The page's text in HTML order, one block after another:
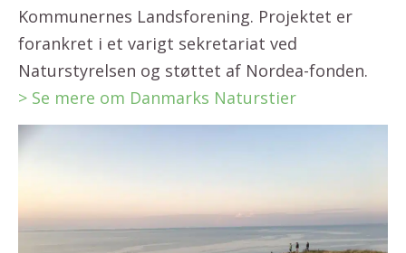
Kommunernes Landsforening. Projektet er
forankret i et varigt sekretariat ved
Naturstyrelsen og støttet af Nordea-fonden.
> Se mere om Danmarks Naturstier